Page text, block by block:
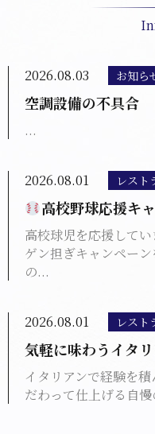
2026.08.03 お知ら
空調設備の不具合
...
2026.08.01 レスト
高校野球応援キ
高校球児を応援してい
ゲン担ぎキャンペー
の...
2026.08.01 レスト
気軽に味わうイタ
イタリアンで経験を
だわって仕上げる自